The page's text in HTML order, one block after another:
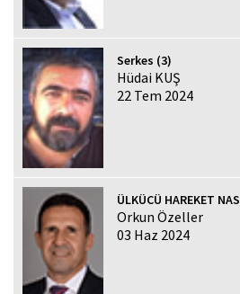
Serkes (3)
Hüdai KUŞ
22 Tem 2024
ÜLKÜCÜ HAREKET
Orkun Özeller
03 Haz 2024